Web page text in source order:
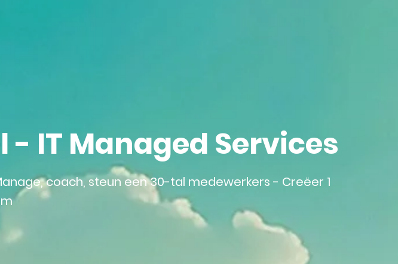
IT Managed Services
coach, steun een 30-tal medewerkers - Creëer 1